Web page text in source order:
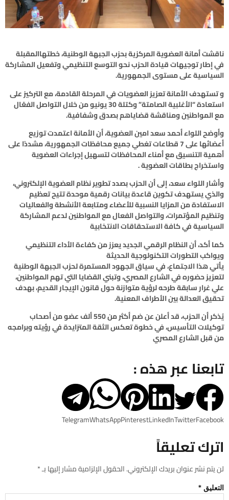
ناقشت أمانة العضوية المركزية بحزب الجبهة الوطنية، خطتهاالمقبلة
في إطار توجيهات قيادة الحزب نحو التوسع التنظيمي وتفعيل المشاركة
السياسية على مستوى الجمهورية.
و تستهدف الأمانة تعزيز العضويات في المرحلة القادمة، مع التركيز على
استعادة “الأغلبية الصامتة” وكتلة 30 يونيو من خلال التواصل الفعّال
مع المواطنين ومناقشة قضاياهم بصدق وشفافية.
وأوضح اللواء أحمد سعد امين العضوية، أن الأمانة اعتمدت توزيع
أعضائها على 7 قطاعات تغطي جميع محافظات الجمهورية، مشددًا على
أهمية التنسيق مع أمناء المحافظات لتسهيل إجراءات العضوية
واستخراج بطاقات العضوية .
وأشار اللواء سعد، إلى أن الحزب بصدد تطوير نظام العضوية الإلكتروني،
والذي يستهدف تكوين قاعدة بيانات رقمية موحدة تتيح تعظيم
الاستفادة من المزايا النسبية للأعضاء ومتابعة الأنشطة والفعاليات
وتنظيم المؤتمرات، والتواصل الفعال مع المواطنين لدعم المشاركة
السياسية في كافة الاستحقاقات الانتخابية
كما أكد، أن النظام الرقمي الجديد يعزز من كفاءة الأداء التنظيمي
ويواكب التطورات التكنولوجية الحديثة
يأتي هذا الاجتماع، في سياق الجهود المستمرة لحزب الجبهة الوطنية
لتعزيز حضوره في الشارع المصري، وتبني القضايا التي تهم المواطنين،
علي غرار سابقة طرحه لرؤية متوازنة حول قانون الإيجار القديم، بهدف
تحقيق العدالة بين الأطراف المعنية.
يُذكر أن الحزب، قد أعلن عن ضم أكثر من 550 ألف عضو من أصحاب
توكيلات التأسيس، في خطوة تعكس الثقة المتزايدة في رؤيته وبرامجه
من قبل الشارع المصري
تابعنا عبر هذه :
Facebook
Twitter
LinkedIn
Pinterest
WhatsApp
Telegram
اترك تعليقاً
لن يتم نشر عنوان بريدك الإلكتروني.الحقول الإلزامية مشار إليها بـ*
التعليق *